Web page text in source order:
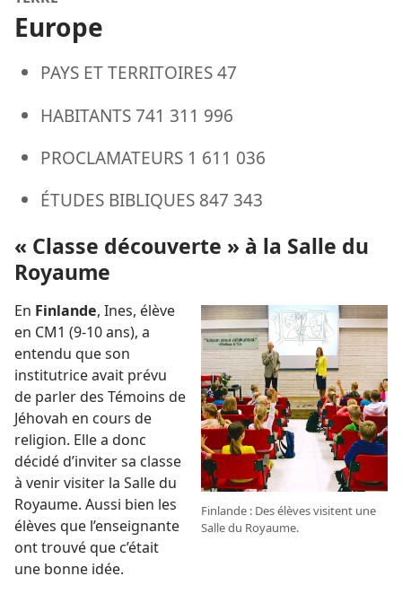
Europe
PAYS ET TERRITOIRES 47
HABITANTS 741 311 996
PROCLAMATEURS 1 611 036
ÉTUDES BIBLIQUES 847 343
« Classe découverte » à la Salle du
Royaume
Finlande : Des élèves visitent une
Salle du Royaume.
En Finlande, Ines, élève
en CM1 (9-10 ans), a
entendu que son
institutrice avait prévu
de parler des Témoins de
Jéhovah en cours de
religion. Elle a donc
décidé d’inviter sa classe
à venir visiter la Salle du
Royaume. Aussi bien les
élèves que l’enseignante
ont trouvé que c’était
une bonne idée.